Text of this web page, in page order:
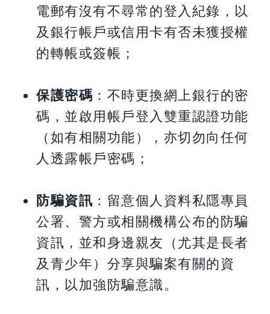
電郵有沒有不尋常的登入紀錄，以
及銀行帳戶或信用卡有否未獲授權
的轉帳或簽帳；
保護密碼 ：不時更換網上銀行的密
碼，並啟用帳戶登入雙重認證功能
（如有相關功能），亦切勿向任何
人透露帳戶密碼；
防騙資訊 ：留意個人資料私隱專員
公署、警方或相關機構公布的防騙
資訊，並和身邊親友（尤其是長者
及青少年）分享與騙案有關的資
訊，以加強防騙意識。